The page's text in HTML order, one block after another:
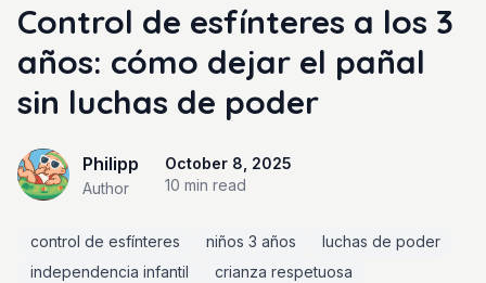
Control de esfínteres a los 3
años: cómo dejar el pañal
sin luchas de poder
Philipp
Author
October 8, 2025
10 min read
control de esfínteres niños 3 años
luchas de poder
independencia infantil
crianza respetuosa